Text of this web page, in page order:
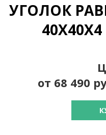
УГОЛОК
от 68 490